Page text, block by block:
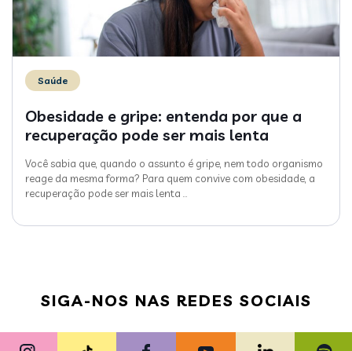
Saúde
Obesidade e gripe: entenda por que a
recuperação pode ser mais lenta
Você sabia que, quando o assunto é gripe, nem todo organismo
reage da mesma forma? Para quem convive com obesidade, a
recuperação pode ser mais lenta
SIGA-NOS NAS REDES SOCIAIS